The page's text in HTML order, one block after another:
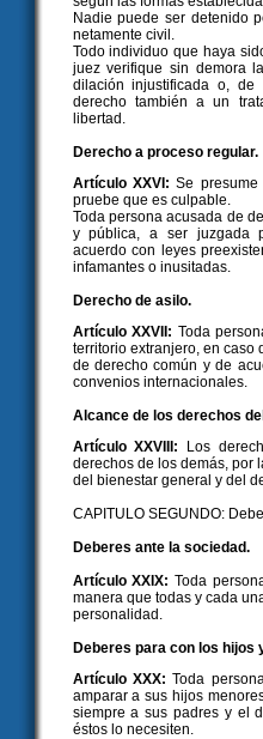
Nadie puede ser detenido
netamente civil.
Todo individuo que haya
juez verifique sin demora
dilación injustificada o,
derecho también a un
libertad.
Derecho a proceso regular.
Artículo XXVI:Se
pruebe que es culpable.
Toda persona acusada de
y pública, a ser juzgada
acuerdo con leyes
infamantes o inusitadas.
Derecho de asilo.
Artículo XXVII: Toda
territorio extranjero, en caso
de derecho común y de
convenios internacionales.
Alcance de los derechos
Artículo XXVIII:
Los
derechos de los demás, por
del bienestar general y del
CAPITULO SEGUNDO:
Deberes ante la sociedad.
Artículo XXIX:Toda
manera que todas y cada
personalidad.
Deberes para con los hijos
Artículo XXX:Toda
amparar a sus hijos
siempre a sus padres y el
éstos lo necesiten.